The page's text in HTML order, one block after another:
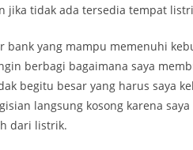
jika tidak ada tersedia tempat
bank yang mampu memenuhi
berbagi bagaimana saya
begitu besar yang harus saya
langsung kosong karena
dari listrik.